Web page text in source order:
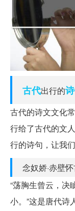
古代出行的
古代的诗文文化
行给了古代的文
行的诗句，让我
念奴娇·赤壁
“荡胸生曾云，决
小。”这是唐代诗